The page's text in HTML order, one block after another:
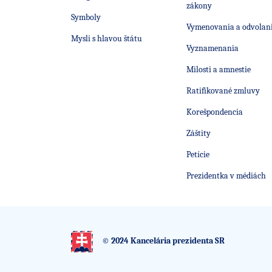
Symboly
Mysli s hlavou štátu
zákony
Vymenovania a
Vyznamenania
Milosti a amnestie
Ratifikované zmluvy
Korešpondencia
Záštity
Petície
Prezidentka v médiách
© 2024 Kancelária prezidenta SR